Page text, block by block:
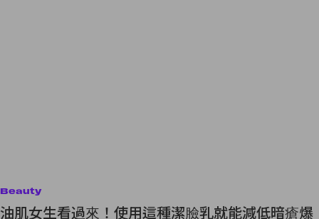
Beauty
油肌女生看過來！使用這種潔臉乳就能減低暗瘡爆